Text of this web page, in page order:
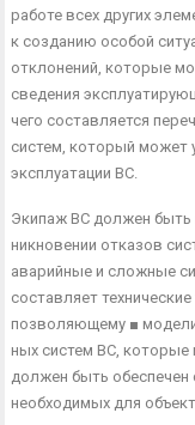
работе всех других
к созданию особой
отклонений, которые
сведения
чего составляется
систем, который может
эксплуатации ВС.
Экипаж ВС должен быть
никновении отказов
аварийные и сложные
составляет
позволяющему ■
ных систем ВС, которые
должен быть обеспечен
необходимых для